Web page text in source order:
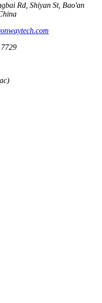
Rd, Shiyan St, Bao'an